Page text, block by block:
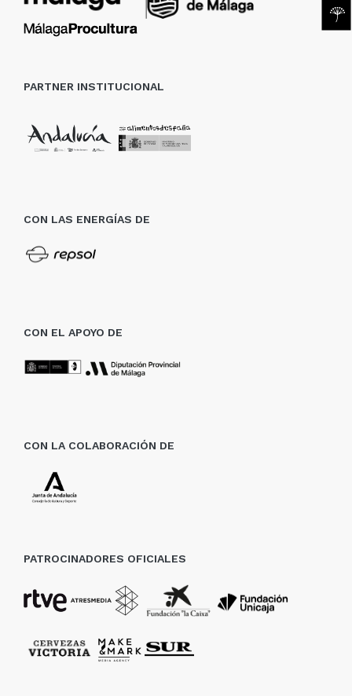
PARTNER INSTITUCIONAL
CON LAS ENERGÍAS DE
CON EL APOYO DE
CON LA COLABORACIÓN DE
PATROCINADORES OFICIALES